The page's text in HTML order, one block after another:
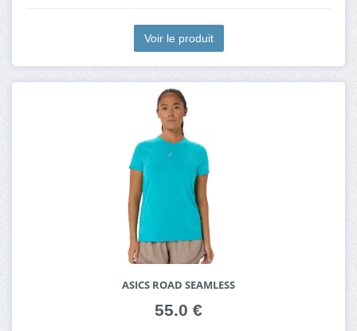
Voir le produit
ASICS ROAD SEAMLESS
55.0 €